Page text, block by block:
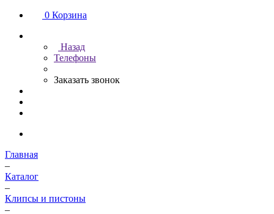
0 Корзина
Назад
Телефоны
Заказать звонок
Главная
–
Каталог
–
Клипсы и пистоны
–